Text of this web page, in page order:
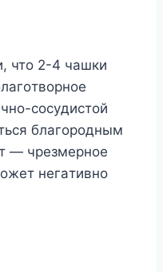
чтo 2-4 чaшки
cocyдиcтoй
блaгopoдным
— чpeзмepнoe
нeгaтивнo